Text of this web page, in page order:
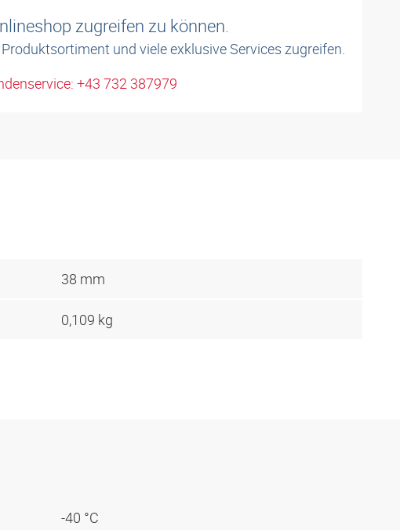
zugreifen zu können.
und viele exklusive Services zugreifen.
+43 732 387979
38 mm
0,109 kg
-40 °C